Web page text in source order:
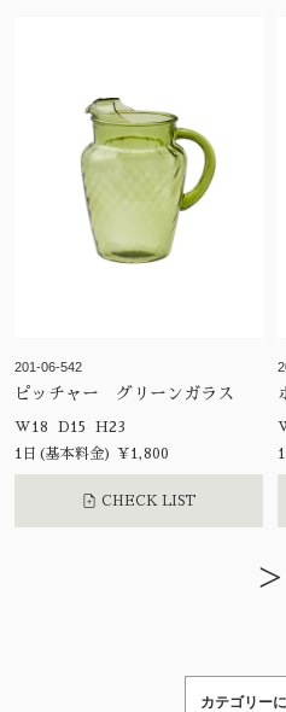
201-06-542
ピッチャー グリーンガラス
W18 D15 H23
1日(基本料金) ¥1,800
CHECK LIST
>
カテゴリー